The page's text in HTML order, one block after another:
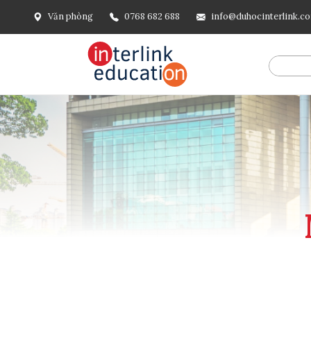
Văn phòng 0768 682 688
@include('frontend.layouts.schema-org', [ 'type' =>
url('/'), ], [ '@type' => 'ListItem', 'position' => 2, 'name' =>
=> url()->current(), ], ], ], ])